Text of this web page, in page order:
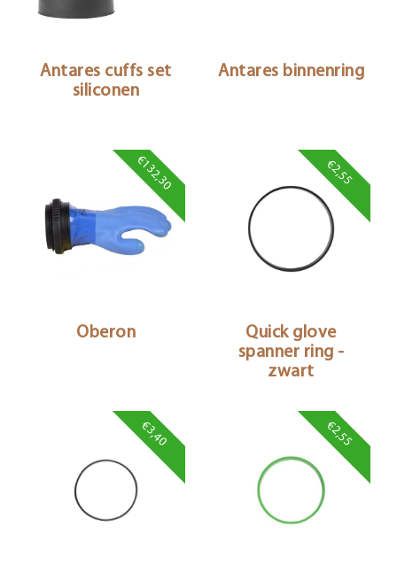
Antares cuffs set
siliconen
Antares binnenring
€132,30
Oberon
€2,55
Quick glove
spanner ring -
zwart
€3,40 €2,55